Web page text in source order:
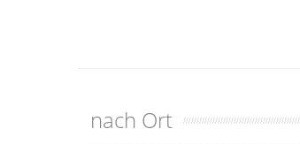
nach Ort